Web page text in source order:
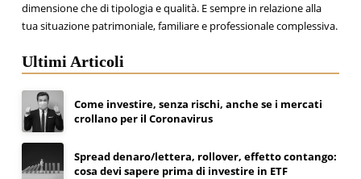
dimensione che di tipologia e qualità. E sempre in relazione alla
tua situazione patrimoniale, familiare e professionale complessiva.
Ultimi Articoli
Come investire, senza rischi, anche se i mercati
crollano per il Coronavirus
Spread denaro/lettera, rollover, effetto contango:
cosa devi sapere prima di investire in ETF